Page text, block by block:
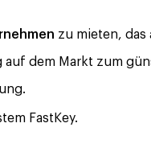
zu mieten,
dem Markt zum
FastKey.